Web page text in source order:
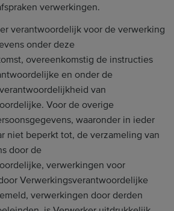
verwerkingen.
verantwoordelijk voor de verwerking
onder deze
overeenkomstig de instructies
en onder de
van
Voor de overige
waaronder in ieder
niet beperkt tot, de verzameling van
door de
verwerkingen voor
Verwerkingsverantwoordelijke
verwerkingen door derden